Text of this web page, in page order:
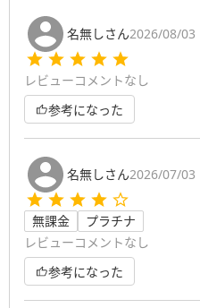
名無しさん2026/08/03
レビューコメントなし
参考になった
名無しさん2026/07/03
無課金
プラチナ
レビューコメントなし
参考になった